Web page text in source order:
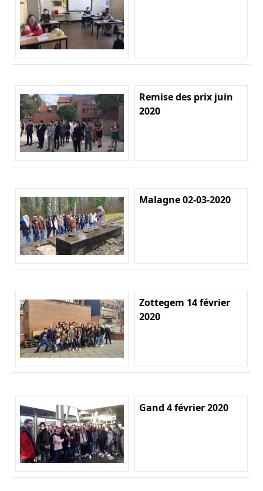
Remise des prix juin
2020
Malagne 02-03-2020
Zottegem 14 février
2020
Gand 4 février 2020